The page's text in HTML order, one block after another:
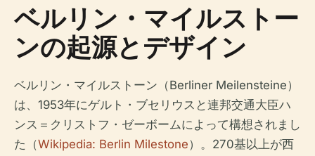
ベルリン・マイルストー
ンの起源とデザイン
ベルリン・マイルストーン（Berliner Meilensteine）
は、1953年にゲルト・ブセリウスと連邦交通大臣ハ
ンス＝クリストフ・ゼーボームによって構想されまし
た（Wikipedia: Berlin Milestone）。270基以上が西